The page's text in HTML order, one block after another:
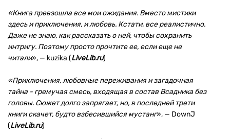
«Книга превзошла все мои ожидания. Вместо мистики
здесь и приключения, и любовь. Кстати, все реалистично.
Даже не знаю, как рассказать о ней, чтобы сохранить
интригу. Поэтому просто прочтите ее, если еще не
читали», — kuzika (LiveLib.ru)
«Приключения, любовные переживания и загадочная
тайна - гремучая смесь, входящая в состав Всадника без
головы. Сюжет долго запрягает, но, в последней трети
книги скачет, будто взбесившийся мустанг», — DownJ
(LiveLib.ru)